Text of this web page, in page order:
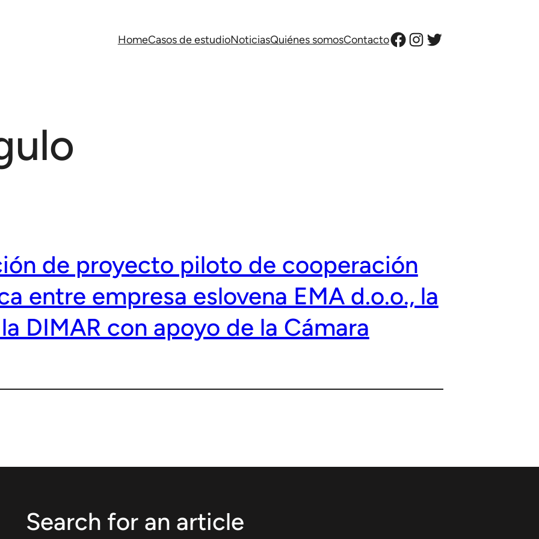
HomeCasos de estudioNoticiasQuiénes somosContactoFacebook
Instagram
Twitter
de proyecto piloto de cooperación
entre empresa eslovena EMA d.o.o., la
DIMAR con apoyo de la Cámara
Search for an article